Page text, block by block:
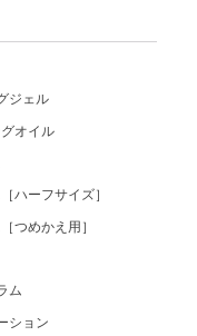
ジェル
オイル
ハーフサイズ］
つめかえ用］
ム
ション